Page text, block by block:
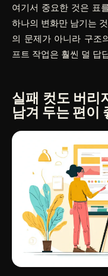
여기서 중요한 것은 표
하나의 변화만 남기는
의 문제가 아니라 구조
프트 작업은 훨씬 덜 답
실패 컷도 버리
남겨 두는 편이